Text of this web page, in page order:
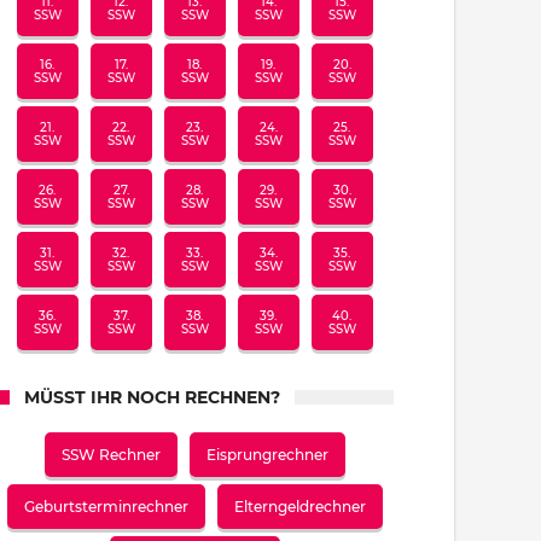
SSW
SSW
SSW
SSW
SSW
16.
SSW
17.
SSW
18.
SSW
19.
SSW
20.
SSW
21.
SSW
22.
SSW
23.
SSW
24.
SSW
25.
SSW
26.
SSW
27.
SSW
28.
SSW
29.
SSW
30.
SSW
31.
SSW
32.
SSW
33.
SSW
34.
SSW
35.
SSW
36.
SSW
37.
SSW
38.
SSW
39.
SSW
40.
SSW
MÜSST IHR NOCH RECHNEN?
SSW Rechner Eisprungrechner
Geburtsterminrechner Elterngeldrechner